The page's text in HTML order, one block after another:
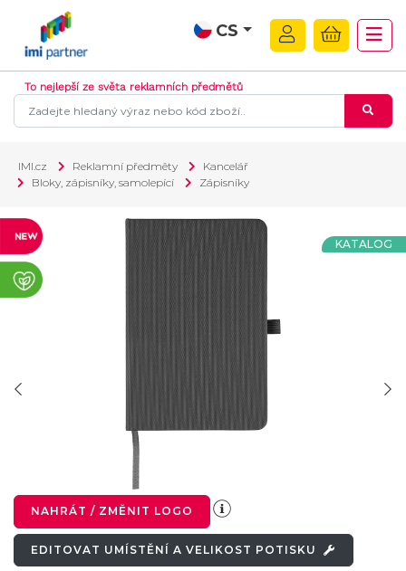
CS
To nejlepší ze světa reklamních předmětů
IMI.cz Reklamní předměty
Kancelář
Bloky, zápisníky, samolepící
Zápisníky
KATALOG
NAHRÁT / ZMĚNIT LOGO
EDITOVAT UMÍSTĚNÍ A VELIKOST POTISKU